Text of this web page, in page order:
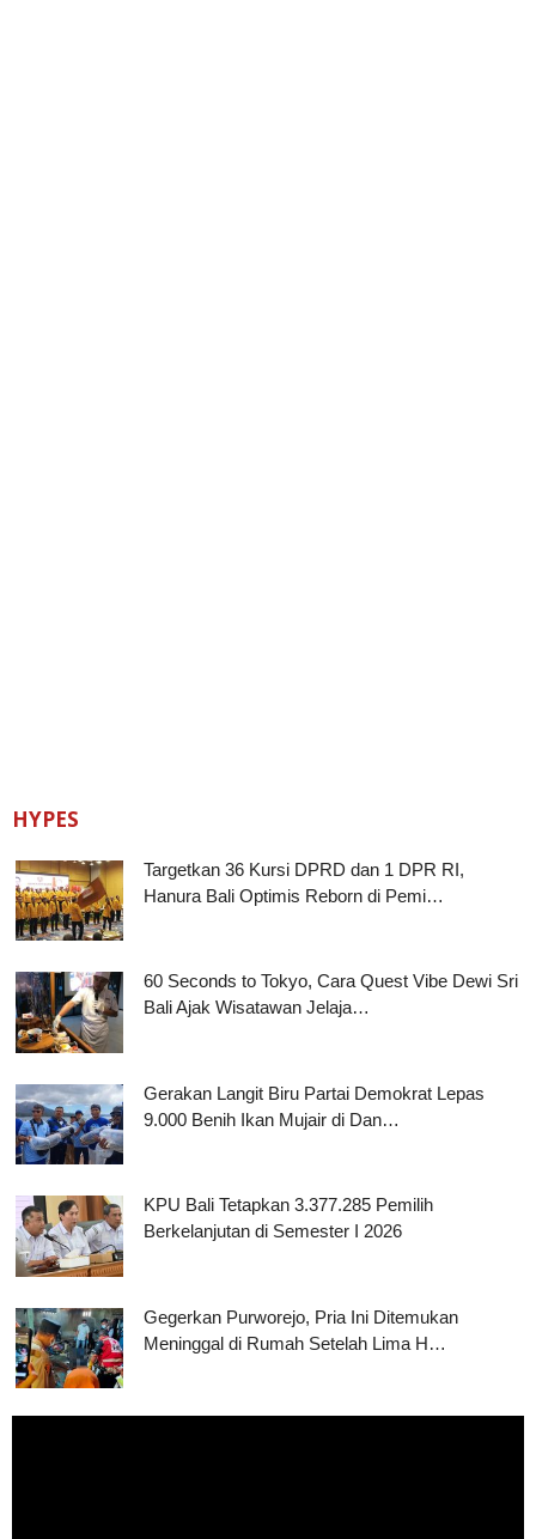
HYPES
Targetkan 36 Kursi DPRD dan 1 DPR RI,
Hanura Bali Optimis Reborn di Pemi…
60 Seconds to Tokyo, Cara Quest Vibe Dewi Sri
Bali Ajak Wisatawan Jelaja…
Gerakan Langit Biru Partai Demokrat Lepas
9.000 Benih Ikan Mujair di Dan…
KPU Bali Tetapkan 3.377.285 Pemilih
Berkelanjutan di Semester I 2026
Gegerkan Purworejo, Pria Ini Ditemukan
Meninggal di Rumah Setelah Lima H…